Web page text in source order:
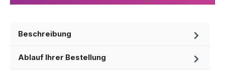
Beschreibung
Ablauf Ihrer Bestellung